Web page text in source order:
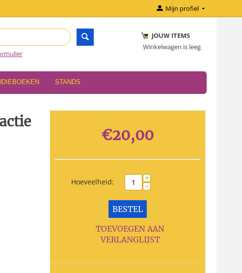
Mijn profiel
JOUW ITEMS
Winkelwagen is leeg
STANDS
€20,00
Hoeveelheid: +
−
BESTEL
TOEVOEGEN AAN
VERLANGLIJST